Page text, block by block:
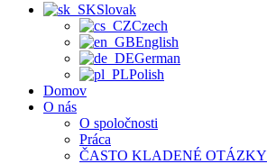
Slovak
Czech
English
German
Polish
Domov
O nás
O spoločnosti
Práca
ČASTO KLADENÉ OTÁZKY